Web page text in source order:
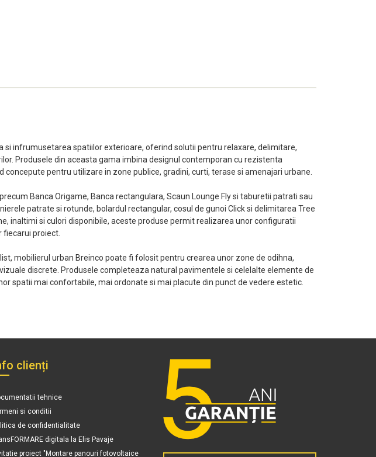
si infrumusetarea spatiilor exterioare, oferind solutii pentru relaxare, delimitare,
Produsele din aceasta gama imbina designul contemporan cu rezistenta
pentru utilizare in zone publice, gradini, curti, terase si amenajari urbane.
Banca Origame, Banca rectangulara, Scaun Lounge Fly si taburetii patrati sau
patrate si rotunde, bolardul rectangular, cosul de gunoi Click si delimitarea Tree
inaltimi si culori disponibile, aceste produse permit realizarea unor configuratii
fiecarui proiect.
mobilierul urban Breinco poate fi folosit pentru crearea unor zone de odihna,
discrete. Produsele completeaza natural pavimentele si celelalte elemente de
spatii mai confortabile, mai ordonate si mai placute din punct de vedere estetic.
clienți
tehnice
si conditii
de confidentialitate
digitala la Elis Pavaje
proiect "Montare panouri fotovoltaice